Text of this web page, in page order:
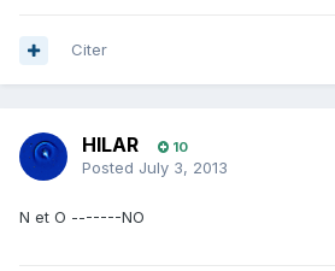
Citer
HILAR 10
Posted July 3, 2013
N et O -------NO